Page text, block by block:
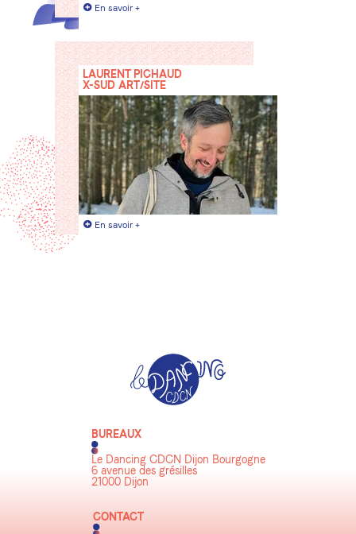
+ En savoir +
LAURENT PICHAUD
X-SUD ART/SITE
+ En savoir +
BUREAUX
Le Dancing CDCN Dijon Bourgogne
6 avenue des grésilles
21000 Dijon
CONTACT